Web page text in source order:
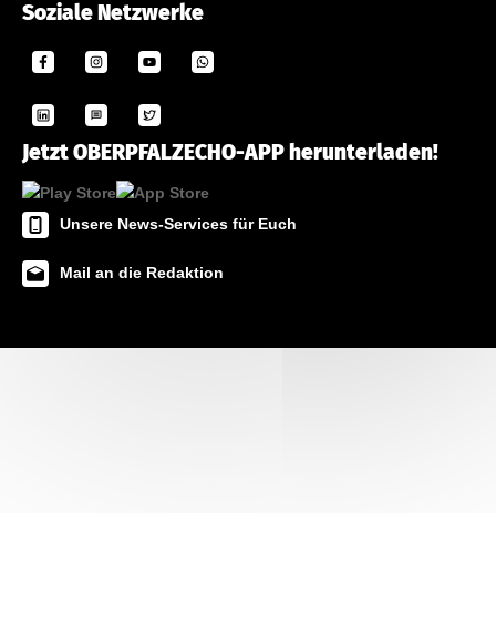
Soziale Netzwerke
Jetzt OBERPFALZECHO-APP herunterladen!
Unsere News-Services für Euch
Mail an die Redaktion